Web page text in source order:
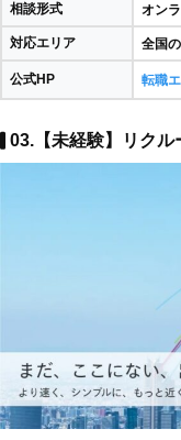
相談形式 オン
対応エリア 全国
公式HP 転職
03.【未経験】リクル